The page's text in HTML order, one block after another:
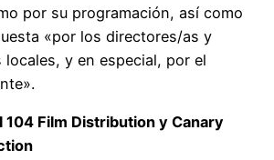
por su programación, así como
«por los directores/as y
y en especial, por el
104 Film Distribution y Canary